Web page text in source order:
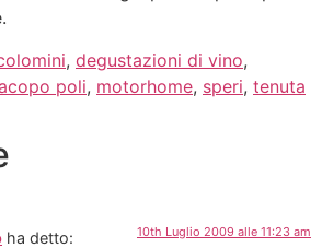
, degustazioni di vino,
poli, motorhome, speri, tenuta
ha detto: 10th Luglio 2009 alle 11:23 am